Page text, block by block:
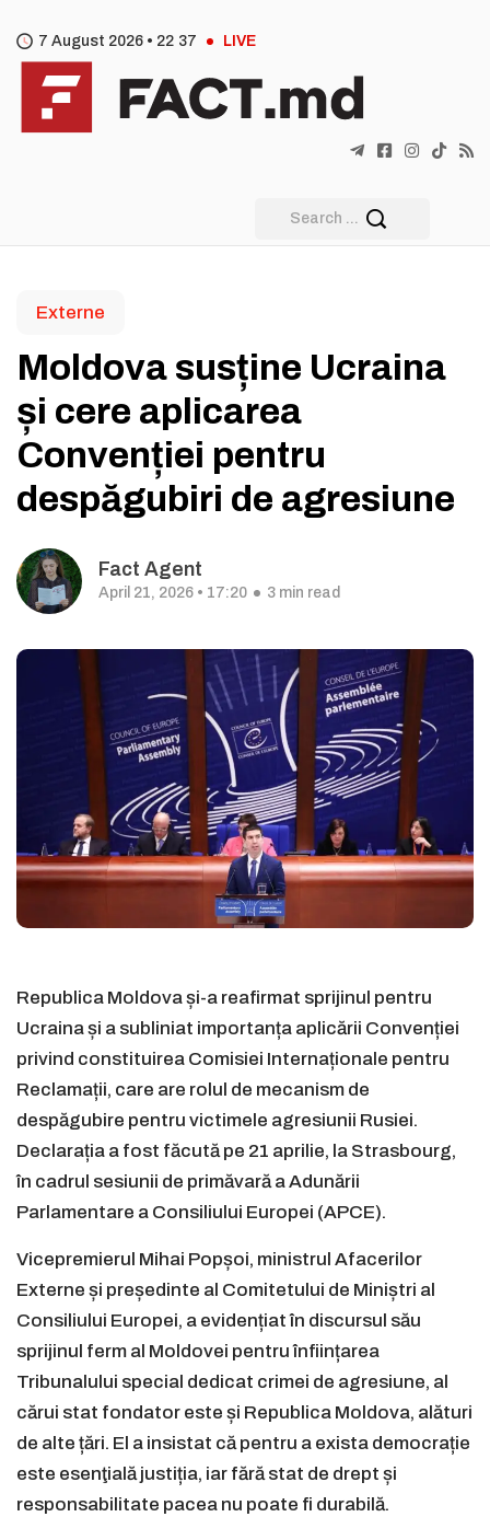
7 August 2026 • 22 37 LIVE
Externe
Moldova susține Ucraina
și cere aplicarea
Convenției pentru
despăgubiri de agresiune
Fact Agent
April 21, 2026 • 17:20 3 min read
Republica Moldova și-a reafirmat sprijinul pentru
Ucraina și a subliniat importanța aplicării Convenției
privind constituirea Comisiei Internaționale pentru
Reclamații, care are rolul de mecanism de
despăgubire pentru victimele agresiunii Rusiei.
Declarația a fost făcută pe 21 aprilie, la Strasbourg,
în cadrul sesiunii de primăvară a Adunării
Parlamentare a Consiliului Europei (APCE).
Vicepremierul Mihai Popșoi, ministrul Afacerilor
Externe și președinte al Comitetului de Miniștri al
Consiliului Europei, a evidențiat în discursul său
sprijinul ferm al Moldovei pentru înființarea
Tribunalului special dedicat crimei de agresiune, al
cărui stat fondator este și Republica Moldova, alături
de alte țări. El a insistat că pentru a exista democrație
este esenţială justiția, iar fără stat de drept și
responsabilitate pacea nu poate fi durabilă.